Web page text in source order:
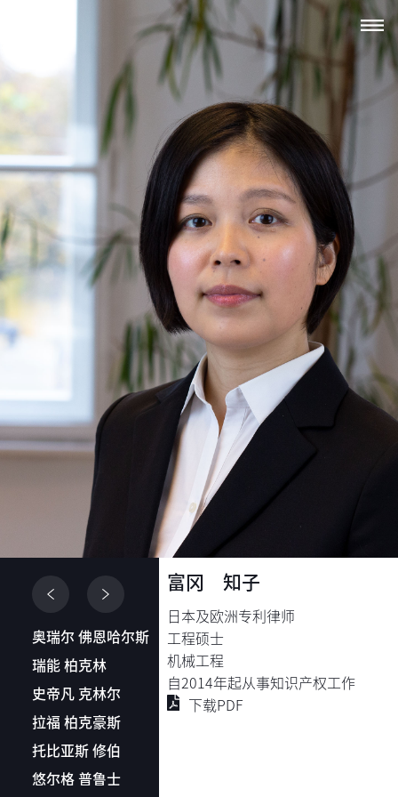
奥瑞尔 佛恩哈尔斯
瑞能 柏克林
史帝凡 克林尔
拉福 柏克豪斯
托比亚斯 修伯
悠尔格 普鲁士
富冈 知子
日本及欧洲专利律师
工程硕士
机械工程
自2014年起从事知识产权工作
下载PDF